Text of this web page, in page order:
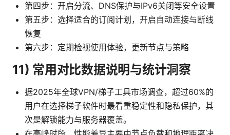
第四步：开启分流、DNS保护与IPv6关闭等安全设置
第五步：选择适合的订阅计划，开启自动连接与断线
恢复
第六步：定期检视使用体验，更新节点与策略
11) 常用对比数据说明与统计洞察
据2025年全球VPN/梯子工具市场调查，超过60%的
用户在选择梯子软件时最看重稳定性和隐私保护，其
次是解锁能力与服务器覆盖。